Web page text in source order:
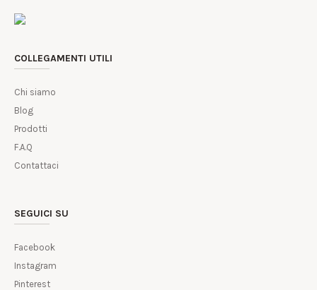
COLLEGAMENTI UTILI
Chi siamo
Blog
Prodotti
F.A.Q
Contattaci
SEGUICI SU
Facebook
Instagram
Pinterest